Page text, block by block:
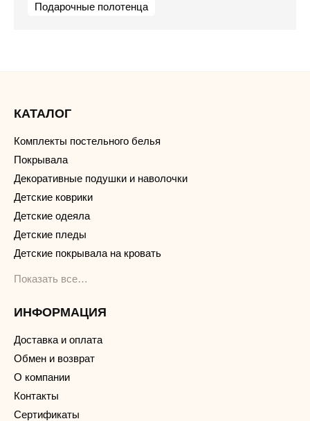
Подарочные полотенца
КАТАЛОГ
Комплекты постельного белья
Покрывала
Декоративные подушки и наволочки
Детские коврики
Детские одеяла
Детские пледы
Детские покрывала на кровать
Показать все…
ИНФОРМАЦИЯ
Доставка и оплата
Обмен и возврат
О компании
Контакты
Сертификаты